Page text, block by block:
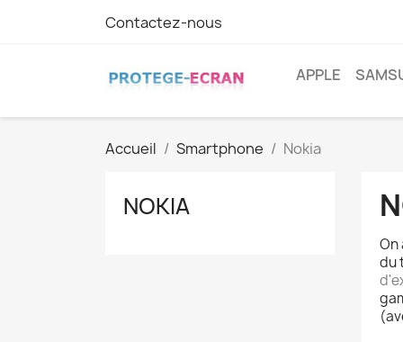
Contactez-nous
APPLE
Accueil Smartphone Nokia
NOKIA
On
du